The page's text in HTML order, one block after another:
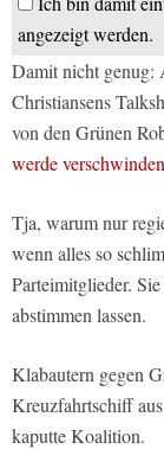
angezeigt werden.
Damit nicht genug:
Christiansens
von den Grünen
werde
Tja, warum nur
wenn alles so
Parteimitglieder.
abstimmen lassen.
Klabautern gegen
Kreuzfahrtschiff
kaputte Koalition.